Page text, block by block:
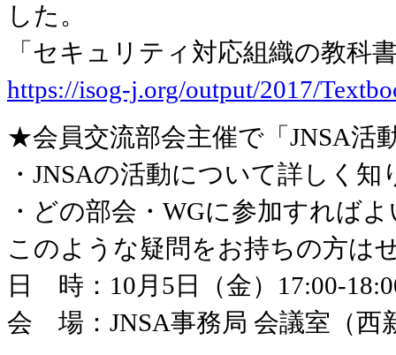
した。
「セキュリティ対応組織の教
https://isog-j.org/output/2017/
★会員交流部会主催で「JNSA活
・JNSAの活動について詳しく知
・どの部会・WGに参加すれば
このような疑問をお持ちの方は
日 時：10月5日（金）17:00-
会 場：JNSA事務局 会議室（西